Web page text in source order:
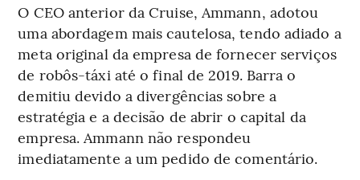
O CEO anterior da Cruise, Ammann, adotou
uma abordagem mais cautelosa, tendo adiado a
meta original da empresa de fornecer serviços
de robôs-táxi até o final de 2019. Barra o
demitiu devido a divergências sobre a
estratégia e a decisão de abrir o capital da
empresa. Ammann não respondeu
imediatamente a um pedido de comentário.